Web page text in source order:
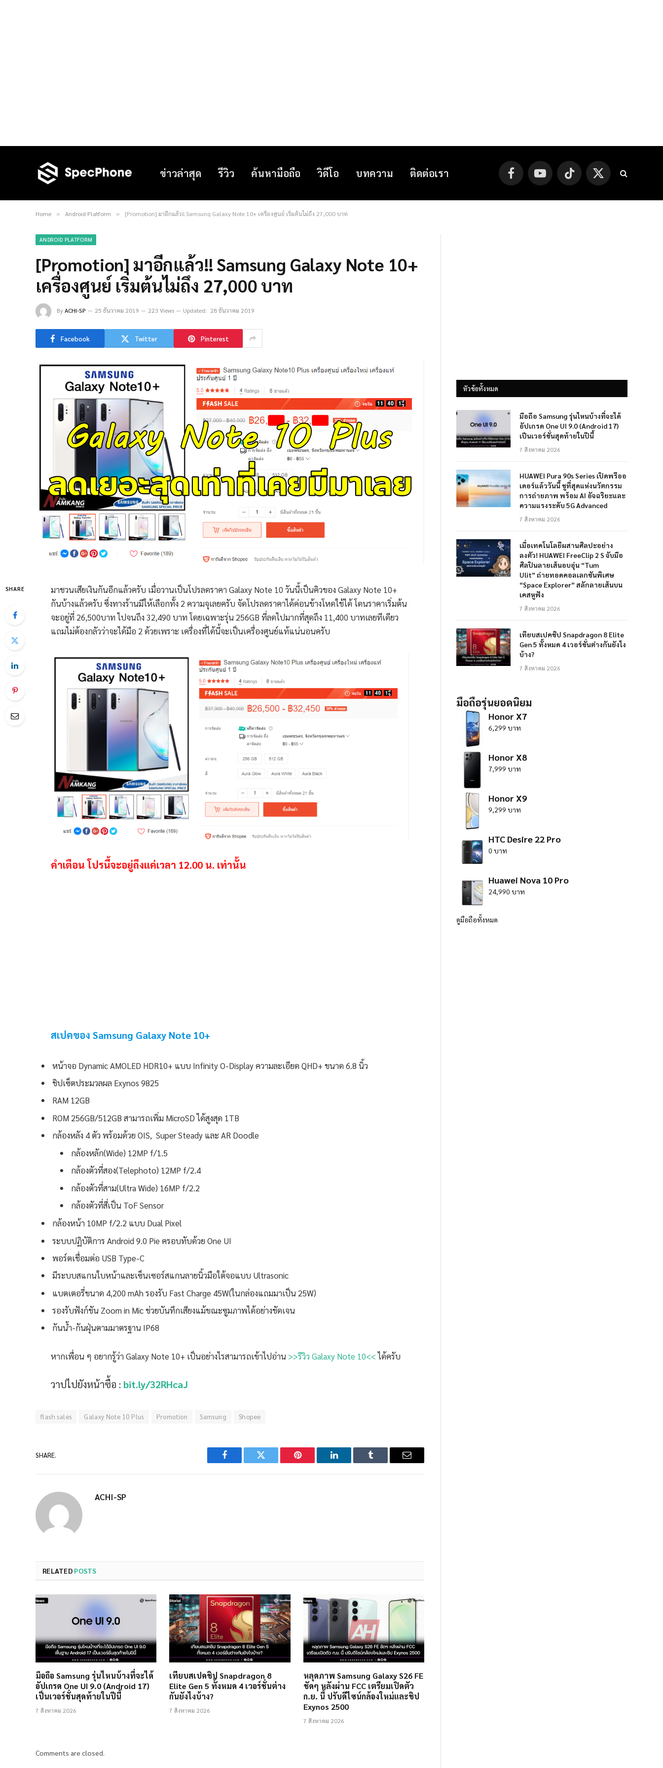
ข่าวล่าสุด รีวิว ค้นหามือถือ วิดีโอ บทความ ติดต่อเรา FacebookYouTube TikTok
X
(Twitter)
Home » Android Platform » [Promotion] มาอีกแล้ว!! Samsung Galaxy Note 10+ เครื่องศูนย์ เริ่มต้นไม่ถึง 27,000 บาท
ANDROID PLATFORM
[Promotion] มาอีกแล้ว!! Samsung Galaxy Note 10+
เครื่องศูนย์ เริ่มต้นไม่ถึง 27,000 บาท
ByACHI-SP 25 ธันวาคม 2019 223 Views Updated: 28 ธันวาคม 2019
Facebook Twitter Pinterest
SHARE
มาชวนเสียเงินกันอีกแล้วครับ เมื่อวานเป็นโปรลดราคา Galaxy Note 10 วันนี้เป็นคิวของ Galaxy Note 10+
กันบ้างแล้วครับ ซึ่งทางร้านมีให้เลือกทั้ง 2 ความจุเลยครับ จัดโปรลดราคาได้ค่อนข้างโหดใช้ได้ โดนราคาเริ่มต้น
จะอยู่ที่ 26,500บาท ไปจนถึง 32,490 บาท โดยเฉพาะรุ่น 256GB ที่ลดไปมากที่สุดถึง 11,400 บาทเลยทีเดียว
แถมไม่ต้องกลัวว่าจะได้มือ 2 ด้วยเพราะ เครื่องที่ได้นี้จะเป็นเครื่องศูนย์แท้แน่นอนครับ
คำเตือน โปรนี้จะอยู่ถึงแค่เวลา 12.00 น. เท่านั้น
สเปคของ Samsung Galaxy Note 10+
หน้าจอ Dynamic AMOLED HDR10+ แบบ Infinity O-Display ความละเอียด QHD+ ขนาด 6.8 นิ้ว
ชิปเซ็ตประมวลผล Exynos 9825
RAM 12GB
ROM 256GB/512GB สามารถเพิ่ม MicroSD ได้สูงสุด 1TB
กล้องหลัง 4 ตัว พร้อมด้วย OIS, Super Steady และ AR Doodle
กล้องหลัก(Wide) 12MP f/1.5
กล้องตัวที่สอง(Telephoto) 12MP f/2.4
กล้องตัวที่สาม(Ultra Wide) 16MP f/2.2
กล้องตัวที่สี่เป็น ToF Sensor
กล้องหน้า 10MP f/2.2 แบบ Dual Pixel
ระบบปฏิบัติการ Android 9.0 Pie ครอบทับด้วย One UI
พอร์ตเชื่อมต่อ USB Type-C
มีระบบสแกนใบหน้าและเซ็นเซอร์สแกนลายนิ้วมือใต้จอแบบ Ultrasonic
แบตเตอรี่ขนาด 4,200 mAh รองรับ Fast Charge 45W(ในกล่องแถมมาเป็น 25W)
รองรับฟังก์ชัน Zoom in Mic ช่วยบันทึกเสียงแม้ขณะซูมภาพได้อย่างชัดเจน
กันน้ำ-กันฝุ่นตามมาตรฐาน IP68
หากเพื่อน ๆ อยากรู้ว่า Galaxy Note 10+ เป็นอย่างไรสามารถเข้าไปอ่าน >>รีวิว Galaxy Note 10<<ได้ครับ
วาปไปยังหน้าซื้อ : bit.ly/32RHcaJ
flash sales Galaxy Note 10 Plus Promotion Samsung Shopee
SHARE.
Facebook Twitter Pinterest LinkedIn Tumblr Email
ACHI-SP
RELATED POSTS
มือถือ Samsung รุ่นไหนบ้างที่จะได้
อัปเกรด One UI 9.0 (Android 17)
เป็นเวอร์ชั่นสุดท้ายในปีนี้
7 สิงหาคม 2026
เทียบสเปคชิป Snapdragon 8
Elite Gen 5 ทั้งหมด 4 เวอร์ชั่นต่าง
กันยังไงบ้าง?
7 สิงหาคม 2026
หลุดภาพ Samsung Galaxy S26 FE
ชัดๆ หลังผ่าน FCC เตรียมเปิดตัว
ก.ย. นี้ ปรับดีไซน์กล้องใหม่และชิป
Exynos 2500
7 สิงหาคม 2026
Comments are closed.
หัวข้อทั้งหมด
มือถือ Samsung รุ่นไหนบ้างที่จะได้
อัปเกรด One UI 9.0 (Android 17)
เป็นเวอร์ชั่นสุดท้ายในปีนี้
7 สิงหาคม 2026
HUAWEI Pura 90s Series เปิดพรีออ
เดอร์แล้ววันนี้ ชูที่สุดแห่งนวัตกรรม
การถ่ายภาพ พร้อม AI อัจฉริยะและ
ความแรงระดับ 5G Advanced
7 สิงหาคม 2026
เมื่อเทคโนโลยีผสานศิลปะอย่าง
ลงตัว! HUAWEI FreeClip 2 S จับมือ
ศิลปินลายเส้นอบอุ่น “Tum
Ulit” ถ่ายทอดคอลเลกชันพิเศษ
“Space Explorer” สลักลายเส้นบน
เคสหูฟัง
7 สิงหาคม 2026
เทียบสเปคชิป Snapdragon 8 Elite
Gen 5 ทั้งหมด 4 เวอร์ชั่นต่างกันยังไง
บ้าง?
7 สิงหาคม 2026
มือถือรุ่นยอดนิยม
Honor X7
6,299 บาท
Honor X8
7,999 บาท
Honor X9
9,299 บาท
HTC Desire 22 Pro
0 บาท
Huawei Nova 10 Pro
24,990 บาท
ดูมือถือทั้งหมด